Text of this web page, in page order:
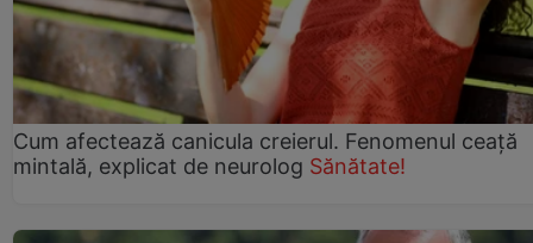
Cum afectează canicula creierul. Fenomenul ceață
mintală, explicat de neurolog Sănătate!